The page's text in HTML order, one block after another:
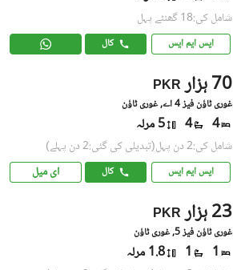
شامل کی:18 گھنٹے پہل
ایس ایم ایس کال
PKR 70 ہزار
غوری ٹاؤن فیز 4 اے, غوری ٹاؤن
4
4 5 مرلہ
شامل کی:2 دن پہل (تبدیلی کی گئی:2 دن پہلے)
ایس ایم ایس کال ای میل
PKR 23 ہزار
غوری ٹاؤن فیز 5, غوری ٹاؤن
1
1 1.8 مرلہ